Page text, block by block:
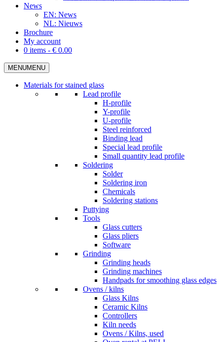
News
EN: News
NL: Nieuws
Brochure
My account
0 items - € 0.00
MENUMENU
Materials for stained glass
Lead profile
H-profile
Y-profile
U-profile
Steel reinforced
Binding lead
Special lead profile
Small quantity lead profile
Soldering
Solder
Soldering iron
Chemicals
Soldering stations
Puttying
Tools
Glass cutters
Glass pliers
Software
Grinding
Grinding heads
Grinding machines
Handpads for smoothing glass edges
Ovens / kilns
Glass Kilns
Ceramic Kilns
Controllers
Kiln needs
Ovens / Kilns, used